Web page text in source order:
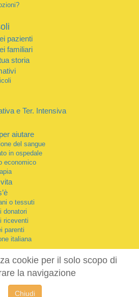
pazienti
familiari
storia
e Ter. Intensiva
aiutare
del sangue
in ospedale
economico
o tessuti
donatori
riceventi
parenti
italiana
cookie per il solo scopo di
la navigazione
Chiudi